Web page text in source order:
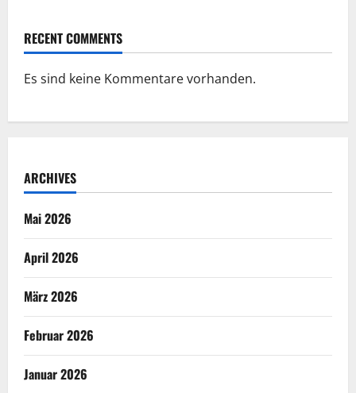
RECENT COMMENTS
Es sind keine Kommentare vorhanden.
ARCHIVES
Mai 2026
April 2026
März 2026
Februar 2026
Januar 2026